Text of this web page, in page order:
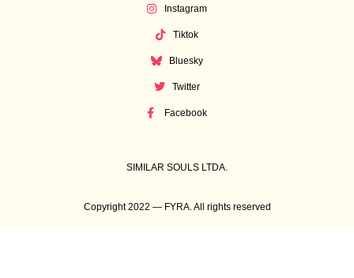
Instagram
Tiktok
Bluesky
Twitter
Facebook
SIMILAR SOULS LTDA.
Copyright 2022 — FYRA. All rights reserved